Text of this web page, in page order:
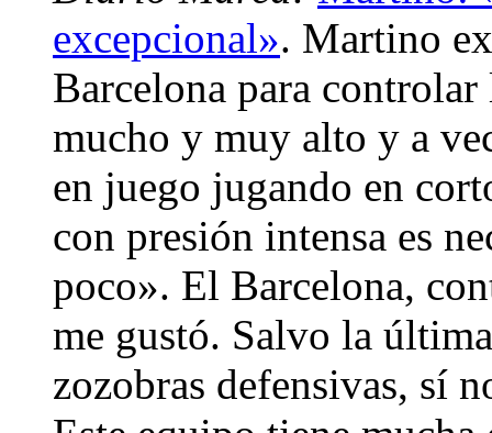
excepcional». Martino
Barcelona para
mucho y muy alto y a
en juego jugando en
con presión intensa es
poco». El Barcelona,
me gustó. Salvo la
zozobras defensivas, sí